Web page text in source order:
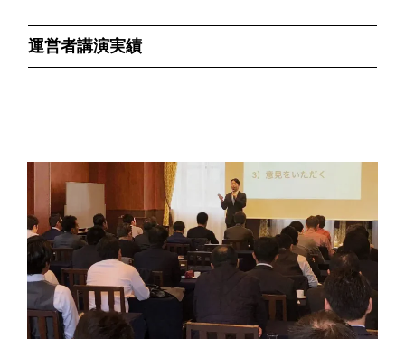
運営者講演実績